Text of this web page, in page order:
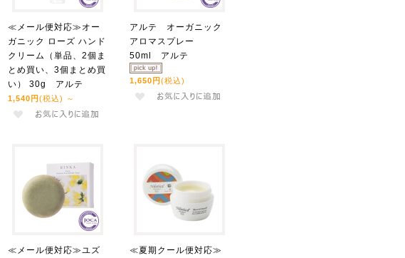
≪メール便対応≫オー
ガニック ローズ ハンド
クリーム（単品、2個ま
とめ買い、3個まとめ買
い） 30g アルテ
1,540円 (税込) ～
アルテ オーガニック
アロマスプレー
50ml アルテ
1,650円 (税込)
≪メール便対応≫ユズ
≪夏期クール便対応≫